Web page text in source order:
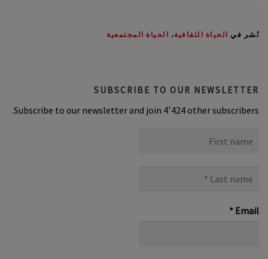
نُشر في الحياة الثقافية، الحياة المجتمعية
SUBSCRIBE TO OUR NEWSLETTER
Subscribe to our newsletter and join 4٬424 other subscribers.
name
name
Email
*